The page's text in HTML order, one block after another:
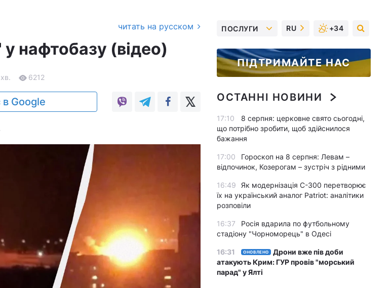
читать на русском
нафтобазу (відео)
6212
в Google
ПОСЛУГИ RU +34
ПІДТРИМАЙТЕ НАС
ОСТАННІ НОВИНИ
17:10
8 серпня: церковне свято сьогодні,
що потрібно зробити, щоб здійснилося
бажання
17:00
Гороскоп на 8 серпня: Левам –
відпочинок, Козерогам – зустріч з рідними
16:49
Як модернізація С-300 перетворює
їх на український аналог Patriot: аналітики
розповіли
16:37
Росія вдарила по футбольному
стадіону "Чорноморець" в Одесі
16:31 ОНОВЛЕНО
Дрони вже пів доби
атакують Крим: ГУР провів "морський
парад" у Ялті